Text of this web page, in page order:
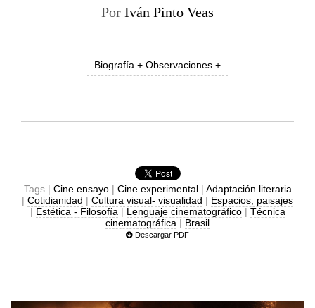
Por Iván Pinto Veas
Biografía + Observaciones +
Tags | Cine ensayo| Cine experimental| Adaptación literaria
| Cotidianidad | Cultura visual- visualidad | Espacios, paisajes
| Estética - Filosofía | Lenguaje cinematográfico| Técnica
cinematográfica | Brasil
Descargar PDF